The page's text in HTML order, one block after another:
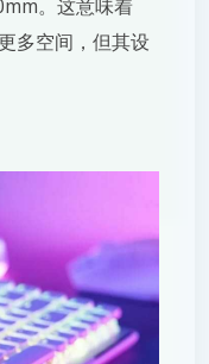
。这意味着
多空间，但其设